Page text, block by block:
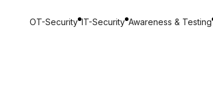
OT-Security IT-Security Awareness & Testing